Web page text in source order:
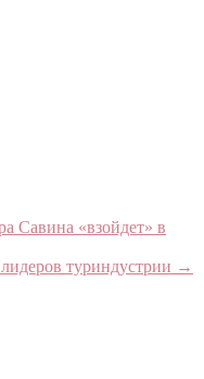
Савина «взойдет» в
туриндустрии →